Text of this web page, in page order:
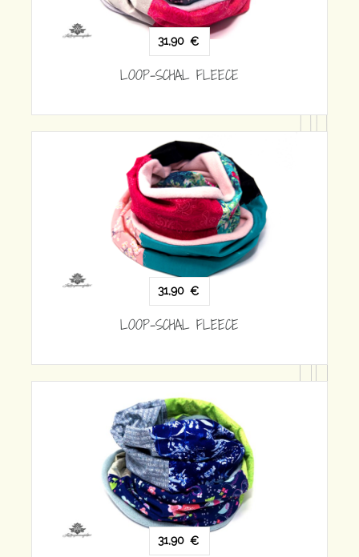
LOOP-SCHAL FLEECE
31,90€
LOOP-SCHAL FLEECE